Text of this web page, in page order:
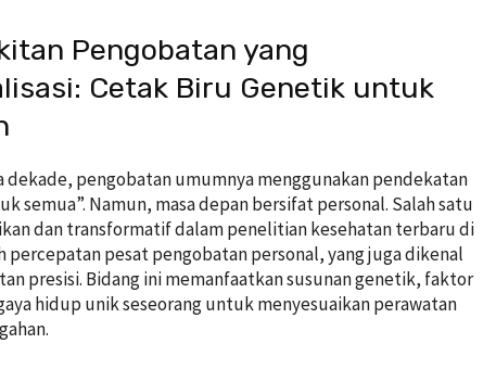
Pengobatan yang
Cetak Biru Genetik untuk
dekade, pengobatan umumnya menggunakan pendekatan
semua”. Namun, masa depan bersifat personal. Salah satu
dan transformatif dalam penelitian kesehatan terbaru di
percepatan pesat pengobatan personal, yang juga dikenal
presisi. Bidang ini memanfaatkan susunan genetik, faktor
hidup unik seseorang untuk menyesuaikan perawatan